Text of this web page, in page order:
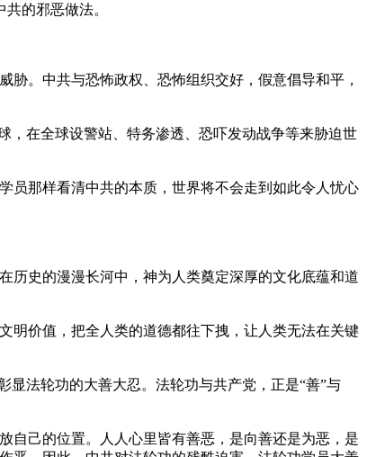
的邪恶做法。
。中共与恐怖政权、恐怖组织交好，假意倡导和平，
，在全球设警站、特务渗透、恐吓发动战争等来胁迫世
员那样看清中共的本质，世界将不会走到如此令人忧心
历史的漫漫长河中，神为人类奠定深厚的文化底蕴和道
明价值，把全人类的道德都往下拽，让人类无法在关键
法轮功的大善大忍。法轮功与共产党，正是“善”与
自己的位置。人人心里皆有善恶，是向善还是为恶，是